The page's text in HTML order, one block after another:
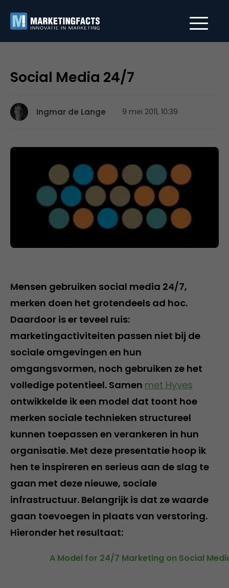
Social Media 24/7
Ingmar de Lange 9 mei 2011, 10:39
Mensen gebruiken social media 24/7,
merken doen het grotendeels ad hoc.
Daardoor is er teveel ruis:
marketingactiviteiten passen niet bij de
sociale omgevingen en hun
omgangsvormen, noch gebruiken ze het
volledige potentieel. Samen met Hyves
ontwikkelde ik een model dat toont hoe
merken sociale technieken structureel
kunnen toepassen en verankeren in hun
organisatie. Met deze presentatie hoop ik
hen te inspireren en serieus aan de slag te
gaan met deze nieuwe, sociale
infrastructuur. Belangrijk is dat ze waarde
gaan toevoegen in plaats van verstoring.
Hieronder het resultaat:
A Model for 24/7 Marketing on Social